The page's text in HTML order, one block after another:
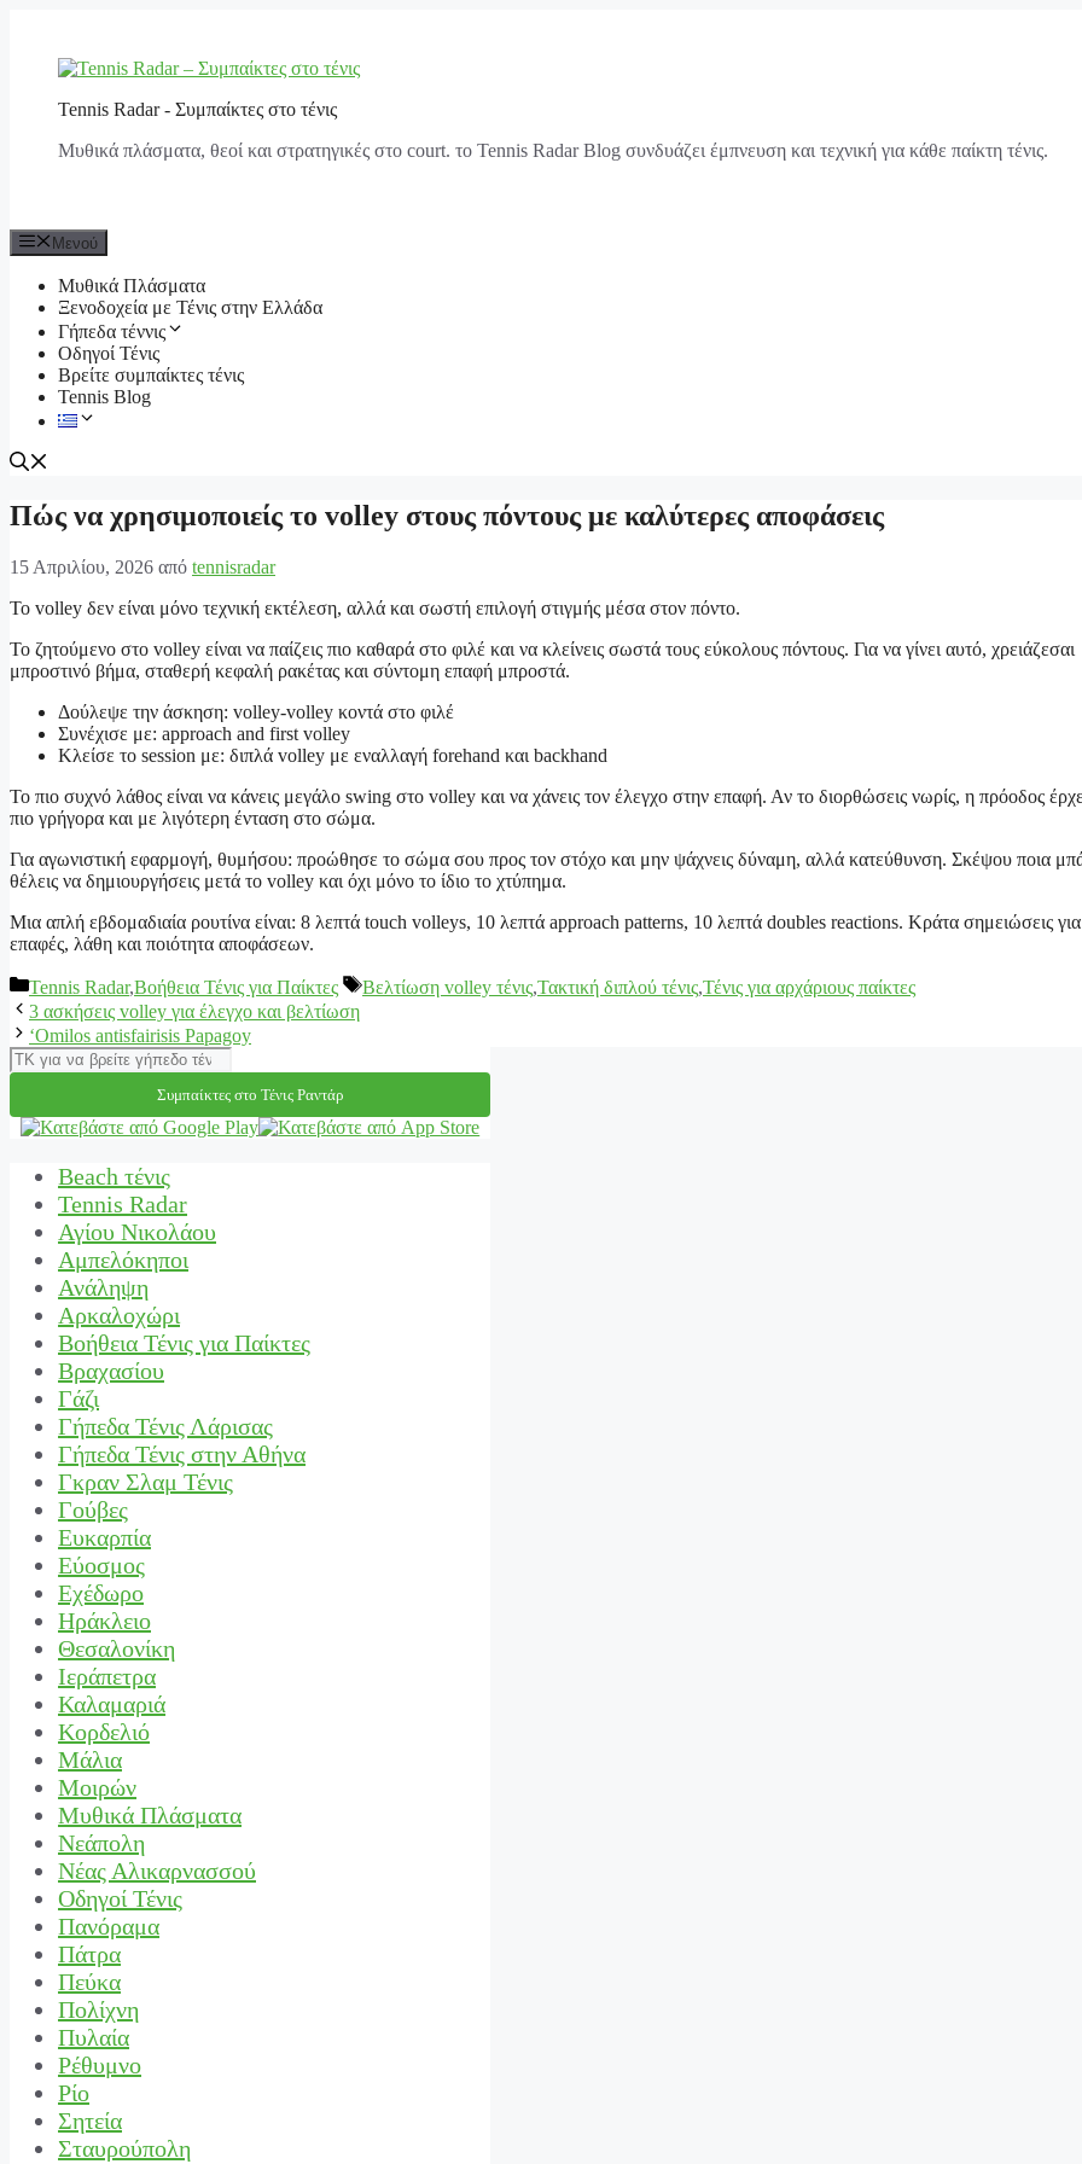
περιεχόμενο
Tennis Radar - Συμπαίκτες στο τένις
Μυθικά πλάσματα, θεοί και στρατηγικές στο court. το Tennis Radar Blog συνδυάζει έμπνευση και τεχνική για κάθε παίκτη τένις.
Μενού
Μυθικά Πλάσματα
Ξενοδοχεία με Τένις στην Ελλάδα
Γήπεδα τέννις
Οδηγοί Τένις
Βρείτε συμπαίκτες τένις
Tennis Blog
Πώς να χρησιμοποιείς το volley στους πόντους με καλύτερες αποφάσεις
15 Απριλίου, 2026 από tennisradar
Το volley δεν είναι μόνο τεχνική εκτέλεση, αλλά και σωστή επιλογή στιγμής μέσα στον πόντο.
Το ζητούμενο στο volley είναι να παίζεις πιο καθαρά στο φιλέ και να κλείνεις σωστά τους εύκολους πόντους. Για να γίνει αυτό, χρειάζεσαι
μπροστινό βήμα, σταθερή κεφαλή ρακέτας και σύντομη επαφή μπροστά.
Δούλεψε την άσκηση: volley-volley κοντά στο φιλέ
Συνέχισε με: approach and first volley
Κλείσε το session με: διπλά volley με εναλλαγή forehand και backhand
Το πιο συχνό λάθος είναι να κάνεις μεγάλο swing στο volley και να χάνεις τον έλεγχο στην επαφή. Αν το διορθώσεις νωρίς, η πρόοδος
πιο γρήγορα και με λιγότερη ένταση στο σώμα.
Για αγωνιστική εφαρμογή, θυμήσου: προώθησε το σώμα σου προς τον στόχο και μην ψάχνεις δύναμη, αλλά κατεύθυνση. Σκέψου ποια
θέλεις να δημιουργήσεις μετά το volley και όχι μόνο το ίδιο το χτύπημα.
Μια απλή εβδομαδιαία ρουτίνα είναι: 8 λεπτά touch volleys, 10 λεπτά approach patterns, 10 λεπτά doubles reactions. Κράτα σημειώσεις για
επαφές, λάθη και ποιότητα αποφάσεων.
Κατηγορίες
Tennis Radar,Βοήθεια Τένις για Παίκτες Ετικέτες
Βελτίωση volley τένις,Τακτική διπλού τένις,Τένις για αρχάριους παίκτες
3 ασκήσεις volley για έλεγχο και βελτίωση
‘Omilos antisfairisis Papagoy
Αναζήτηση
Συμπαίκτες στο Τένις Ραντάρ
Beach τένις
Tennis Radar
Αγίου Νικολάου
Αμπελόκηποι
Ανάληψη
Αρκαλοχώρι
Βοήθεια Τένις για Παίκτες
Βραχασίου
Γάζι
Γήπεδα Τένις Λάρισας
Γήπεδα Τένις στην Αθήνα
Γκραν Σλαμ Τένις
Γούβες
Ευκαρπία
Εύοσμος
Εχέδωρο
Ηράκλειο
Θεσαλονίκη
Ιεράπετρα
Καλαμαριά
Κορδελιό
Μάλια
Μοιρών
Μυθικά Πλάσματα
Νεάπολη
Νέας Αλικαρνασσού
Οδηγοί Τένις
Πανόραμα
Πάτρα
Πεύκα
Πολίχνη
Πυλαία
Ρέθυμνο
Ρίο
Σητεία
Σταυρούπολη